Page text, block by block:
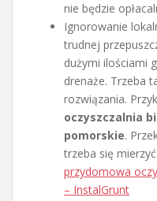
nie będzie
Ignorowanie
trudnej
dużymi ilościami
drenaże. Trzeba
rozwiązania.
oczyszczalnia
pomorskie.
trzeba się
przydomowa
– InstalGrunt